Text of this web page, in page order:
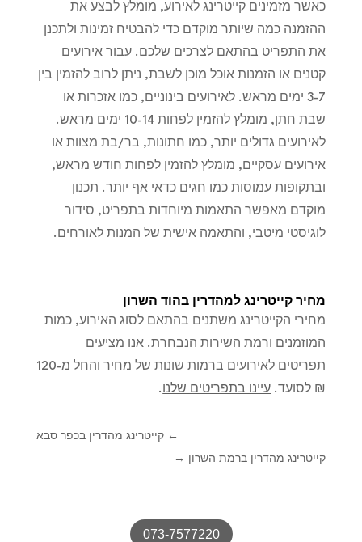
כאשר מזמינים קייטרינג לאירוע, מומלץ לבצע את
ההזמנה כמה שיותר מוקדם כדי להבטיח זמינות ולתכנן
את התפריט בהתאם לצרכים שלכם. עבור אירועים
קטנים או הזמנות אוכל מוכן לשבת, ניתן לרוב להזמין בין
3-7 ימים מראש. לאירועים בינוניים, כמו אזכרות או
שבת חתן, מומלץ להזמין לפחות 10-14 ימים מראש.
לאירועים גדולים יותר, כמו חתונות, בר/בת מצוות או
אירועים עסקיים, מומלץ להזמין לפחות חודש מראש,
ובתקופות עמוסות כמו חגים כדאי אף יותר. תכנון
מוקדם מאפשר התאמות מיוחדות בתפריט, סידור
לוגיסטי מיטבי, והתאמה אישית של המנות לאורחים.
מחיר קייטרינג למהדרין בהוד השרון
מחירי הקייטרינג משתנים בהתאם לסוג האירוע, כמות
המוזמנים ורמת השירות הנבחרת. אנו מציעים
תפריטים לאירועים ברמות שונות של מחיר והחל מ-120
₪ לסועד. עיינו בתפריטים שלנו .
←קייטרינג מהדרין בכפר סבא
קייטרינג מהדרין ברמת השרון →
073-7577220